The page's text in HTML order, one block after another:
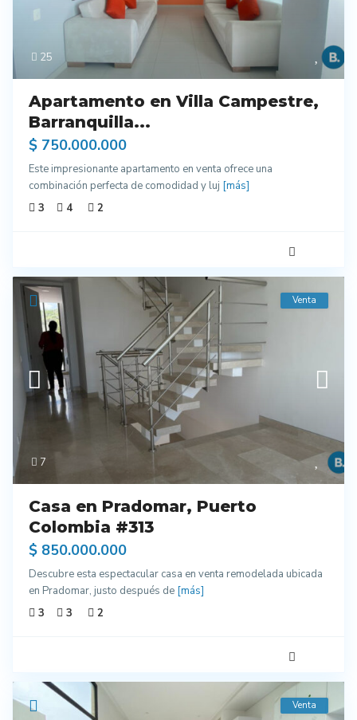
25
Apartamento en Villa Campestre,
Barranquilla...
$ 750.000.000
Este impresionante apartamento en venta ofrece una
combinación perfecta de comodidad y luj [más]
3
4 2
7
Venta
Casa en Pradomar, Puerto
Colombia #313
$ 850.000.000
Descubre esta espectacular casa en venta remodelada ubicada
en Pradomar, justo después de [más]
3
3 2
Venta